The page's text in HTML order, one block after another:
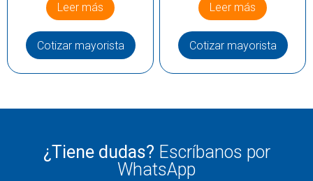
Leer más
Cotizar mayorista
Leer más
Cotizar mayorista
¿Tiene dudas? Escríbanos por
WhatsApp